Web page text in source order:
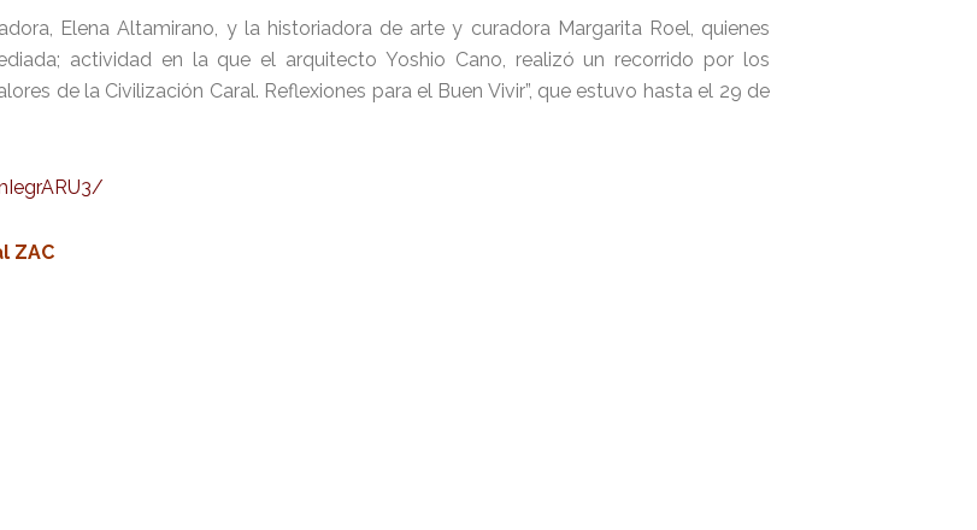
Elena Altamirano, y la historiadora de arte y curadora Margarita Roel, quienes
actividad en la que el arquitecto Yoshio Cano, realizó un recorrido por los
de la Civilización Caral. Reflexiones para el Buen Vivir”, que estuvo hasta el 29 de
ZAC